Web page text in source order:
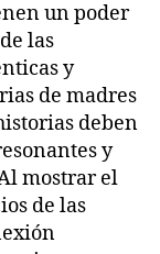
un poder
las
y
de madres
deben
y
mostrar el
de las